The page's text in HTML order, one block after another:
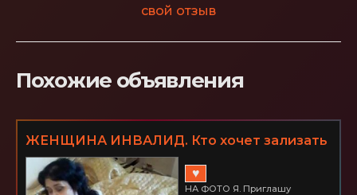
свой отзыв
Похожие объявления
ЖЕНЩИНА ИНВАЛИД. Кто хочет зализать
меня до оргазма? ШУШАРЫ
♥
НА ФОТО Я. Приглашу